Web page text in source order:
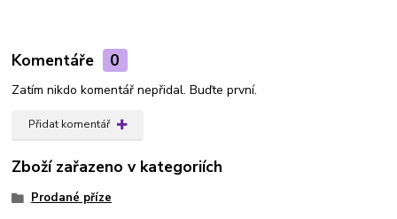
Komentáře 0
Zatím nikdo komentář nepřidal. Buďte první.
Přidat komentář
Zboží zařazeno v kategoriích
Prodané příze